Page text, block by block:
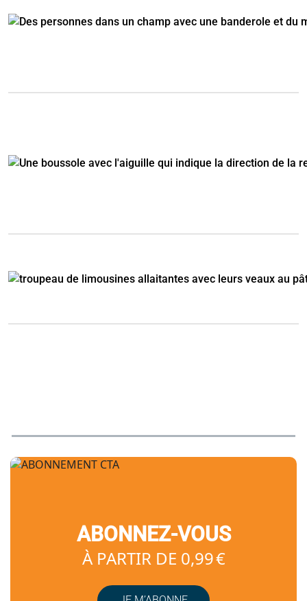
ABONNEZ-VOUS
À PARTIR DE 0,99 €